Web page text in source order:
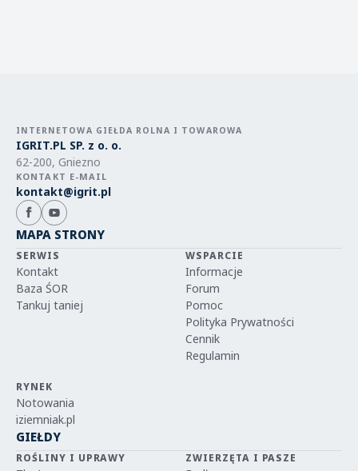
INTERNETOWA GIEŁDA ROLNA I TOWAROWA
IGRIT.PL SP. z o. o.
62-200, Gniezno
KONTAKT E-MAIL
kontakt@igrit.pl
MAPA STRONY
SERWIS
Kontakt
Baza ŚOR
Tankuj taniej
WSPARCIE
Informacje
Forum
Pomoc
Polityka Prywatności
Cennik
Regulamin
RYNEK
Notowania
iziemniak.pl
GIEŁDY
ROŚLINY I UPRAWY ZWIERZĘTA I PASZE